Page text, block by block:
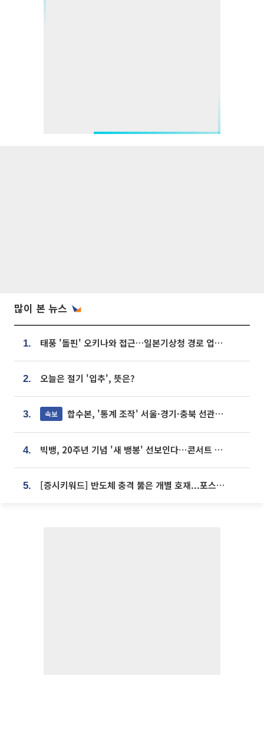
많이 본 뉴스
1. 태풍 '돌핀' 오키나와 접근…일본기상청 경로 업데이트
2. 오늘은 절기 '입추', 뜻은?
3. 속보 합수본, '통계 조작' 서울·경기·충북 선관위 등 추가 압수수색
4. 빅뱅, 20주년 기념 '새 뱅봉' 선보인다⋯콘서트 앞두고 팝업 개최
5. [증시키워드] 반도체 충격 뚫은 개별 호재...포스코퓨처엠·에코프로·한화솔루션 '눈길'